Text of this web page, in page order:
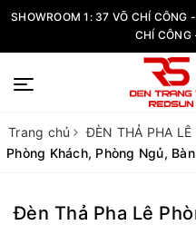
SHOWROOM 1: 37 VÕ CHÍ CÔNG
CHÍ CÔNG
Trang chủ ĐÈN THẢ PHA LÊ
Phòng Khách, Phòng Ngủ,
Đèn Thả Pha Lê